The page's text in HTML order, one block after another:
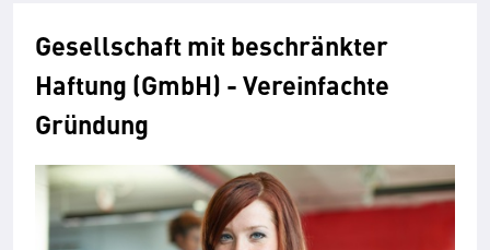
Gesellschaft mit beschränkter
Haftung (GmbH) - Vereinfachte
Gründung